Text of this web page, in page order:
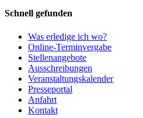
Schnell gefunden
Was erledige ich wo?
Online-Terminvergabe
Stellenangebote
Ausschreibungen
Veranstaltungskalender
Presseportal
Anfahrt
Kontakt